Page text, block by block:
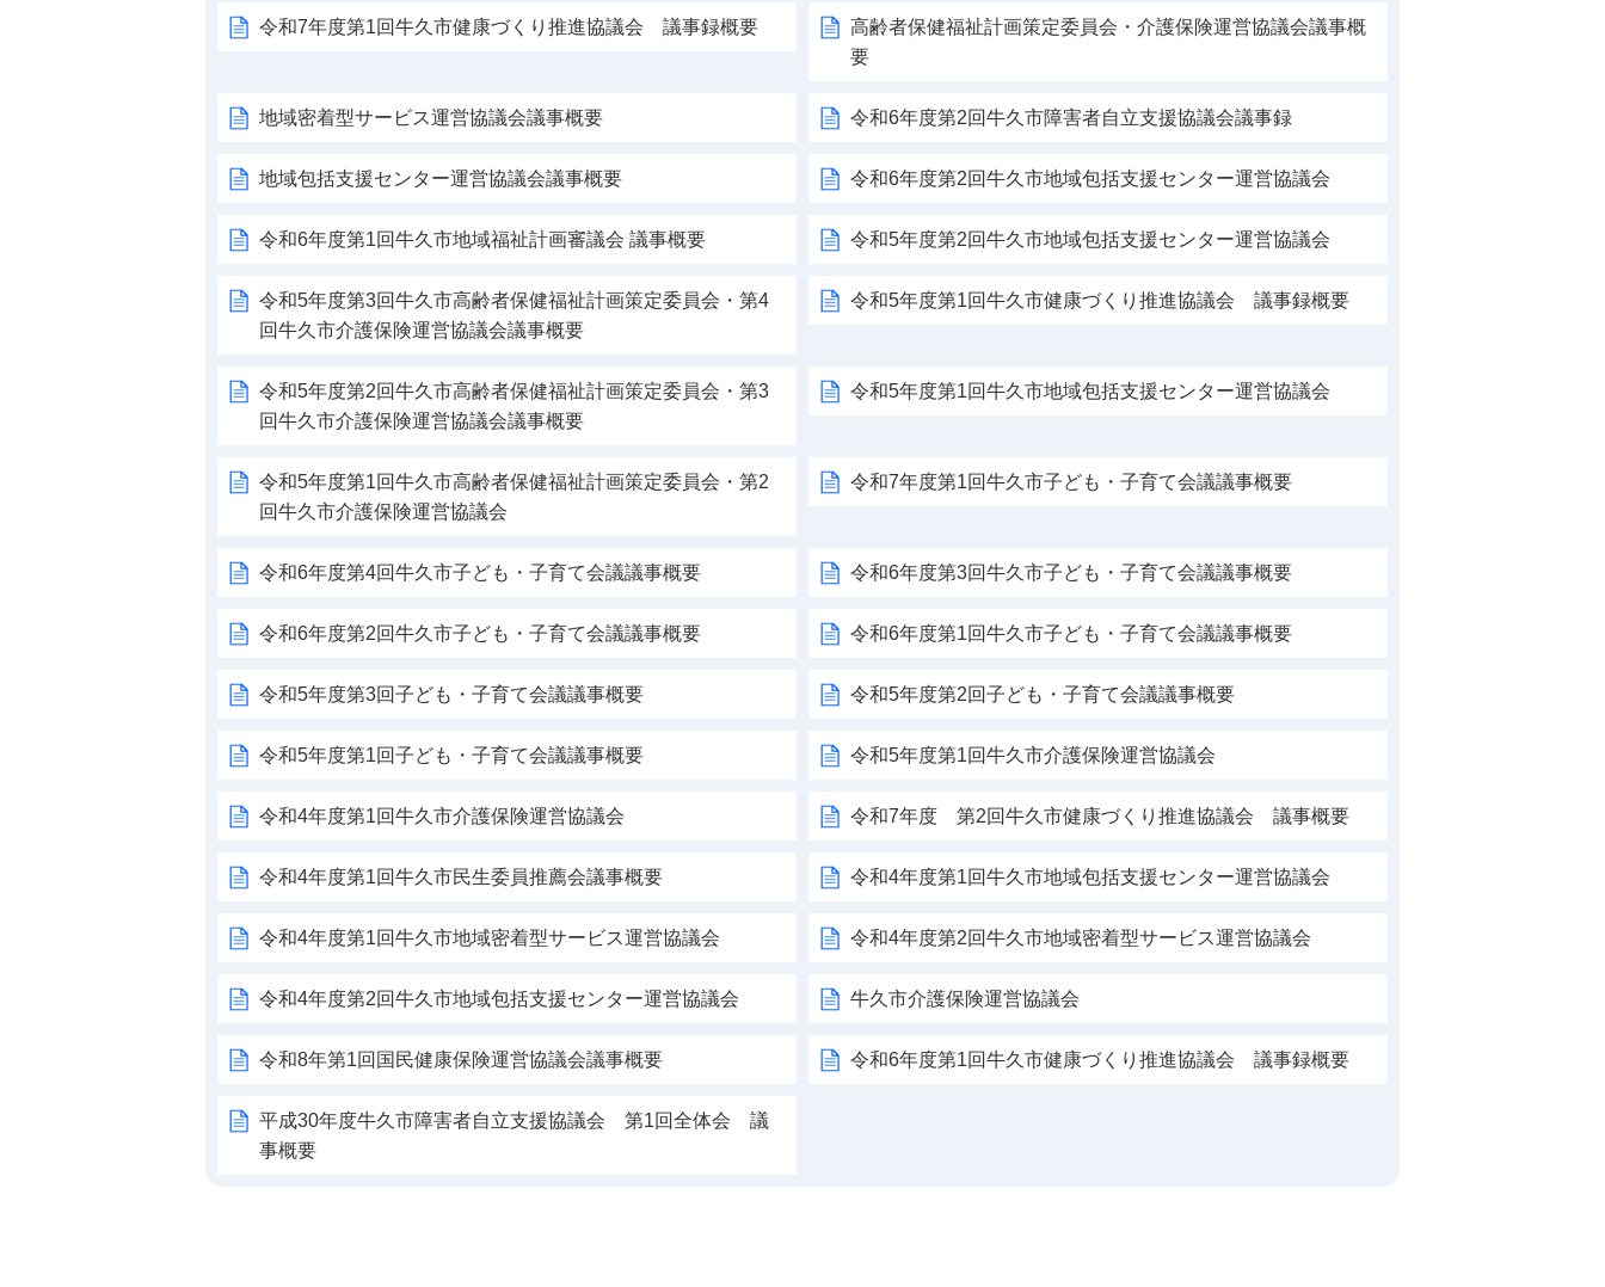
令和7年度第1回牛久市健康づくり推進協議会 議事録概要
高齢者保健福祉計画策定委員会・介護保険運営協議会議事概
要
地域密着型サービス運営協議会議事概要 令和6年度第2回牛久市障害者自立支援協議会議事録
地域包括支援センター運営協議会議事概要 令和6年度第2回牛久市地域包括支援センター運営協議会
令和6年度第1回牛久市地域福祉計画審議会 議事概要 令和5年度第2回牛久市地域包括支援センター運営協議会
令和5年度第3回牛久市高齢者保健福祉計画策定委員会・第4
回牛久市介護保険運営協議会議事概要
令和5年度第1回牛久市健康づくり推進協議会 議事録概要
令和5年度第2回牛久市高齢者保健福祉計画策定委員会・第3
回牛久市介護保険運営協議会議事概要
令和5年度第1回牛久市地域包括支援センター運営協議会
令和5年度第1回牛久市高齢者保健福祉計画策定委員会・第2
回牛久市介護保険運営協議会
令和7年度第1回牛久市子ども・子育て会議議事概要
令和6年度第4回牛久市子ども・子育て会議議事概要 令和6年度第3回牛久市子ども・子育て会議議事概要
令和6年度第2回牛久市子ども・子育て会議議事概要 令和6年度第1回牛久市子ども・子育て会議議事概要
令和5年度第3回子ども・子育て会議議事概要 令和5年度第2回子ども・子育て会議議事概要
令和5年度第1回子ども・子育て会議議事概要 令和5年度第1回牛久市介護保険運営協議会
令和4年度第1回牛久市介護保険運営協議会 令和7年度 第2回牛久市健康づくり推進協議会 議事概要
令和4年度第1回牛久市民生委員推薦会議事概要 令和4年度第1回牛久市地域包括支援センター運営協議会
令和4年度第1回牛久市地域密着型サービス運営協議会 令和4年度第2回牛久市地域密着型サービス運営協議会
令和4年度第2回牛久市地域包括支援センター運営協議会 牛久市介護保険運営協議会
令和8年第1回国民健康保険運営協議会議事概要 令和6年度第1回牛久市健康づくり推進協議会 議事録概要
平成30年度牛久市障害者自立支援協議会 第1回全体会 議
事概要